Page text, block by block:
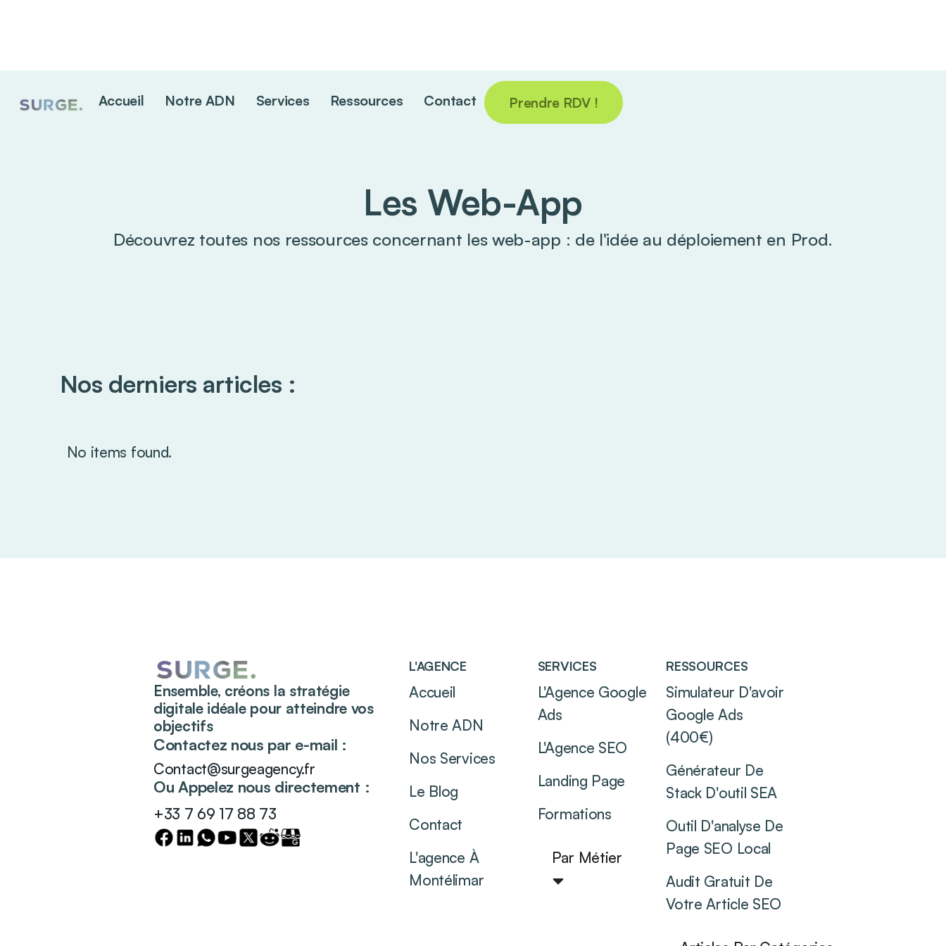
Accueil Notre ADN Services Ressources Contact Prendre RDV !
Les Web-App
Découvrez toutes nos ressources concernant les web-app : de l'idée au déploiement en Prod.
Nos derniers articles :
No items found.
Ensemble, créons la stratégie
digitale idéale pour atteindre vos
objectifs
Contactez nous par e-mail :
Contact@surgeagency.fr
Ou Appelez nous directement :
+33 7 69 17 88 73
L'AGENCE
Accueil
Notre ADN
Nos Services
Le Blog
Contact
L'agence À
Montélimar
SERVICES
L'Agence Google
Ads
L'Agence SEO
Landing Page
Formations
Par Métier
RESSOURCES
Simulateur D'avoir
Google Ads
(400€)
Générateur De
Stack D'outil SEA
Outil D'analyse De
Page SEO Local
Audit Gratuit De
Votre Article SEO